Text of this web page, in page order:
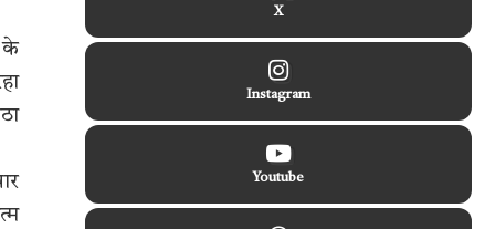
के
X
Instagram
Youtube